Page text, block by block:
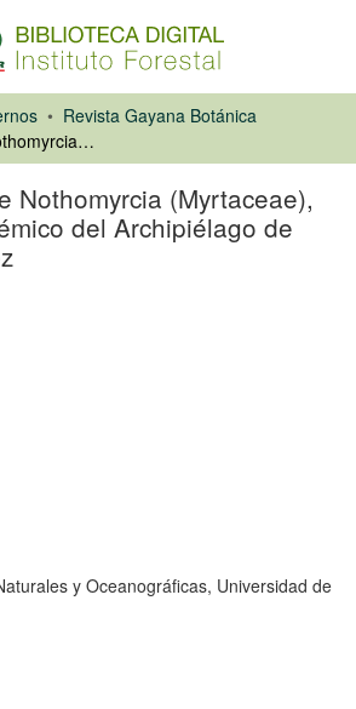
Revista Gayana Botánica
Revalidación de Nothomyrcia (Myrtaceae), un género endémico del Archipiélago de Juan Fernández
Nothomyrcia (Myrtaceae),
del Archipiélago de
y Oceanográficas, Universidad de